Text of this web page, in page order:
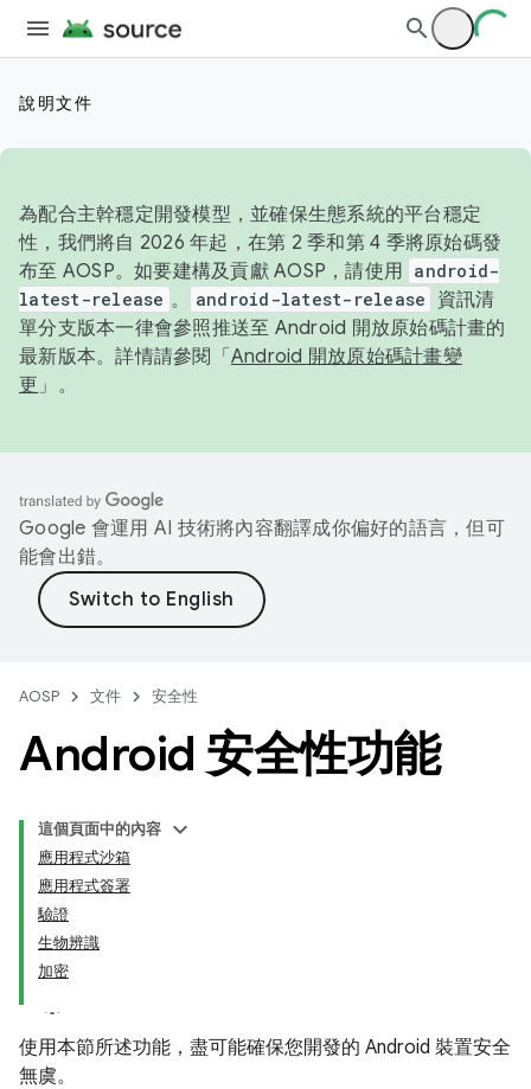
說明文件
為配合主幹穩定開發模型，並確保生態系統的平台穩定
性，我們將自 2026 年起，在第 2 季和第 4 季將原始碼發
布至 AOSP。如要建構及貢獻 AOSP，請使用 android-
latest-release 。 android-latest-release
資訊清
單分支版本一律會參照推送至 Android 開放原始碼計畫的
最新版本。詳情請參閱「 Android 開放原始碼計畫變
更 」。
Google 會運用 AI 技術將內容翻譯成你偏好的語言，但可
能會出錯。
AOSP 文件 安全性
Android 安全性功能
這個頁面中的內容
應用程式沙箱
應用程式簽署
驗證
生物辨識
加密
使用本節所述功能，盡可能確保您開發的 Android 裝置安全
無虞。